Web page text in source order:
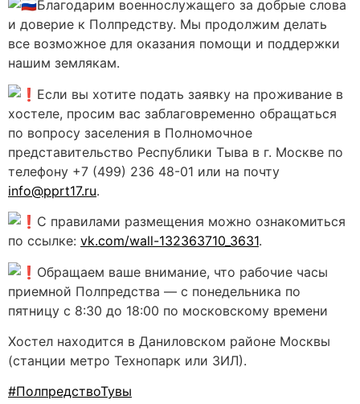
Благодарим военнослужащего за добрые слова
и доверие к Полпредству. Мы продолжим делать
все возможное для оказания помощи и поддержки
нашим землякам.
️Если вы хотите подать заявку на проживание в
хостеле, просим вас заблаговременно обращаться
по вопросу заселения в Полномочное
представительство Республики Тыва в г. Москве по
телефону +7 (499) 236 48-01 или на почту
info@pprt17.ru.
️С правилами размещения можно ознакомиться
по ссылке: vk.com/wall-132363710_3631.
️Обращаем ваше внимание, что рабочие часы
приемной Полпредства — с понедельника по
пятницу с 8:30 до 18:00 по московскому времени
Хостел находится в Даниловском районе Москвы
(станции метро Технопарк или ЗИЛ).
#ПолпредствоТувы